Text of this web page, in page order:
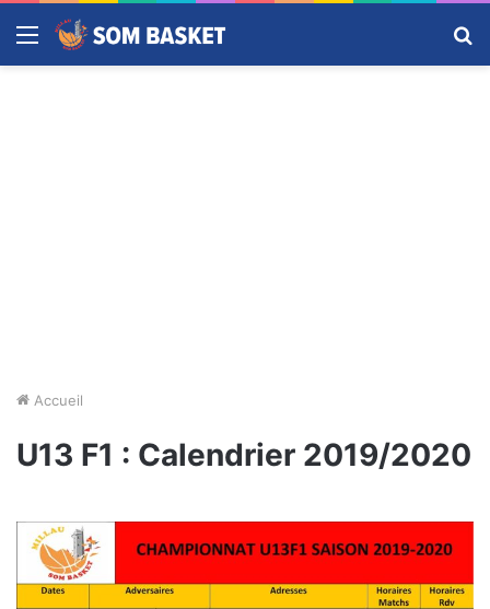
Menu
Accueil
U13 F1 : Calendrier 2019/2020